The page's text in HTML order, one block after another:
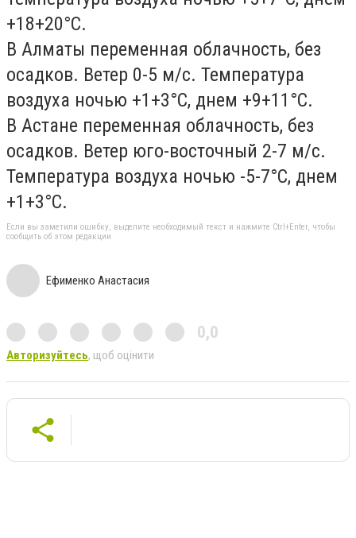
+18+20°С.
В Алматы переменная облачность, без
осадков. Ветер 0-5 м/с. Температура
воздуха ночью +1+3°С, днем +9+11°С.
В Астане переменная облачность, без
осадков. Ветер юго-восточный 2-7 м/с.
Температура воздуха ночью -5-7°С, днем
+1+3°С.
Если вы заметили ошибку, выделите необходимый текст и нажмите Ctrl+Enter, чтобы
сообщить об этом редакции
Ефименко Анастасия
0,0
Авторизуйтесь, щоб оцінити